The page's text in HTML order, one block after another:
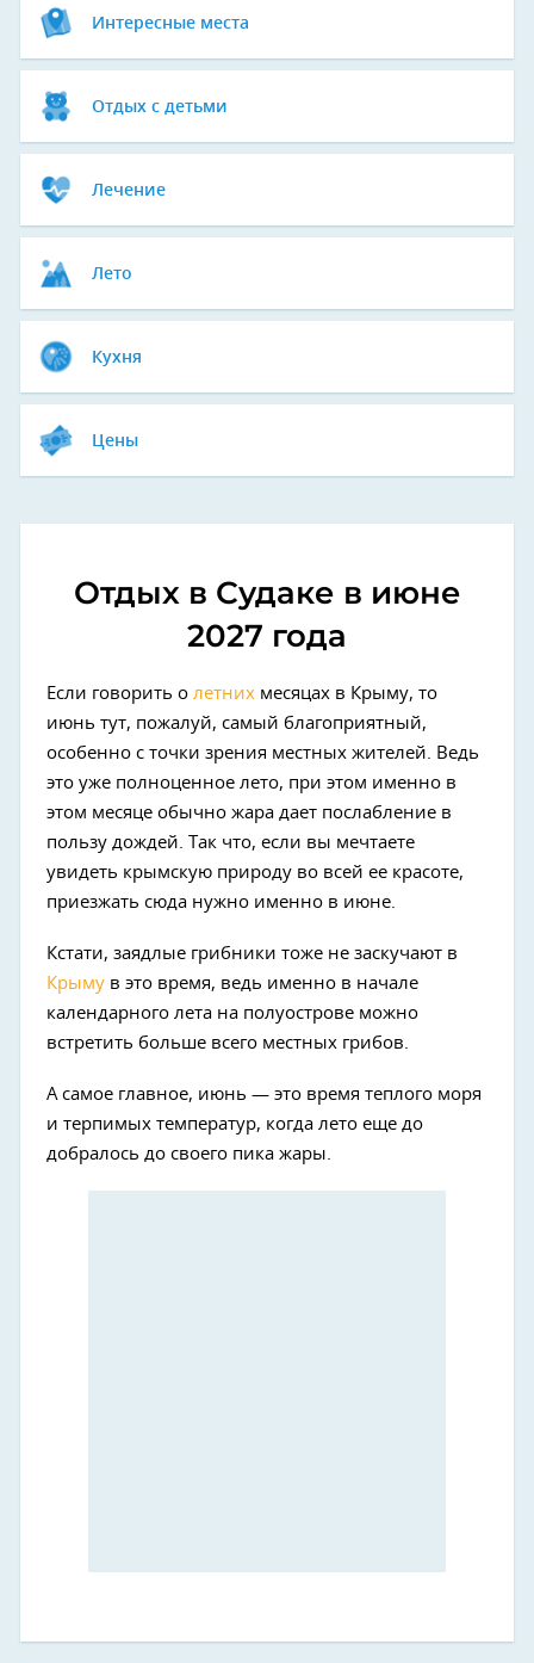
Интересные места
Отдых с детьми
Лечение
Лето
Кухня
Цены
Отдых в Судаке в июне
2027 года
Если говорить о летних месяцах в Крыму, то
июнь тут, пожалуй, самый благоприятный,
особенно с точки зрения местных жителей. Ведь
это уже полноценное лето, при этом именно в
этом месяце обычно жара дает послабление в
пользу дождей. Так что, если вы мечтаете
увидеть крымскую природу во всей ее красоте,
приезжать сюда нужно именно в июне.
Кстати, заядлые грибники тоже не заскучают в
Крыму в это время, ведь именно в начале
календарного лета на полуострове можно
встретить больше всего местных грибов.
А самое главное, июнь — это время теплого моря
и терпимых температур, когда лето еще до
добралось до своего пика жары.